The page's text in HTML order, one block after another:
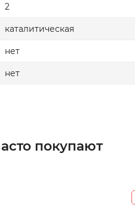
2
каталитическая
нет
нет
покупают